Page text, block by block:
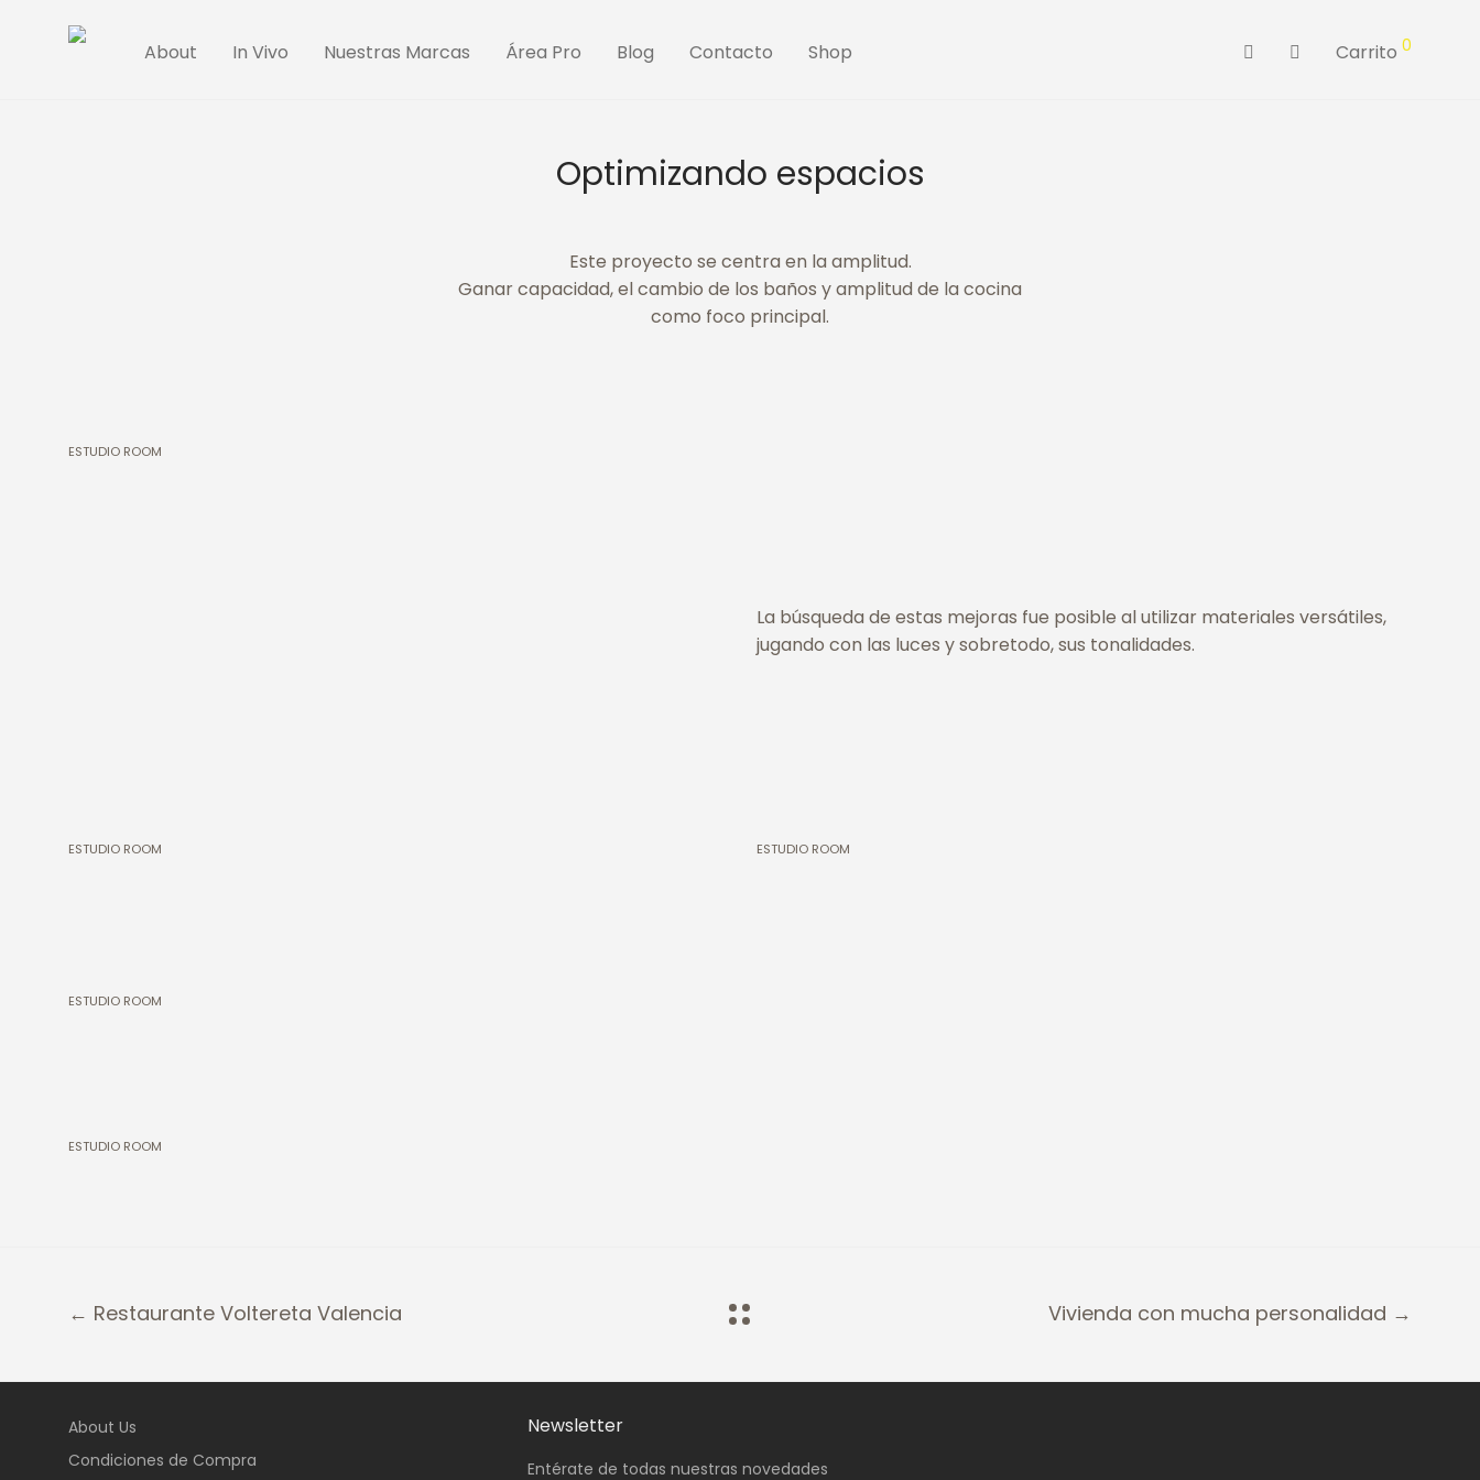
About In Vivo Nuestras Marcas Área Pro Blog Contacto Shop Carrito 0
Optimizando espacios
Este proyecto se centra en la amplitud.
Ganar capacidad, el cambio de los baños y amplitud de la cocina
como foco principal.
ESTUDIO ROOM
La búsqueda de estas mejoras fue posible al utilizar materiales versátiles,
jugando con las luces y sobretodo, sus tonalidades.
ESTUDIO ROOM ESTUDIO ROOM
ESTUDIO ROOM
ESTUDIO ROOM
← Restaurante Voltereta Valencia Vivienda con mucha personalidad →
About Us
Condiciones de Compra
Newsletter
Entérate de todas nuestras novedades